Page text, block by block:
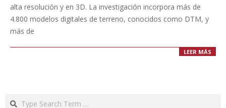
alta resolución y en 3D. La investigación incorpora más de
4.800 modelos digitales de terreno, conocidos como DTM, y
más de
LEER MÁS
Search